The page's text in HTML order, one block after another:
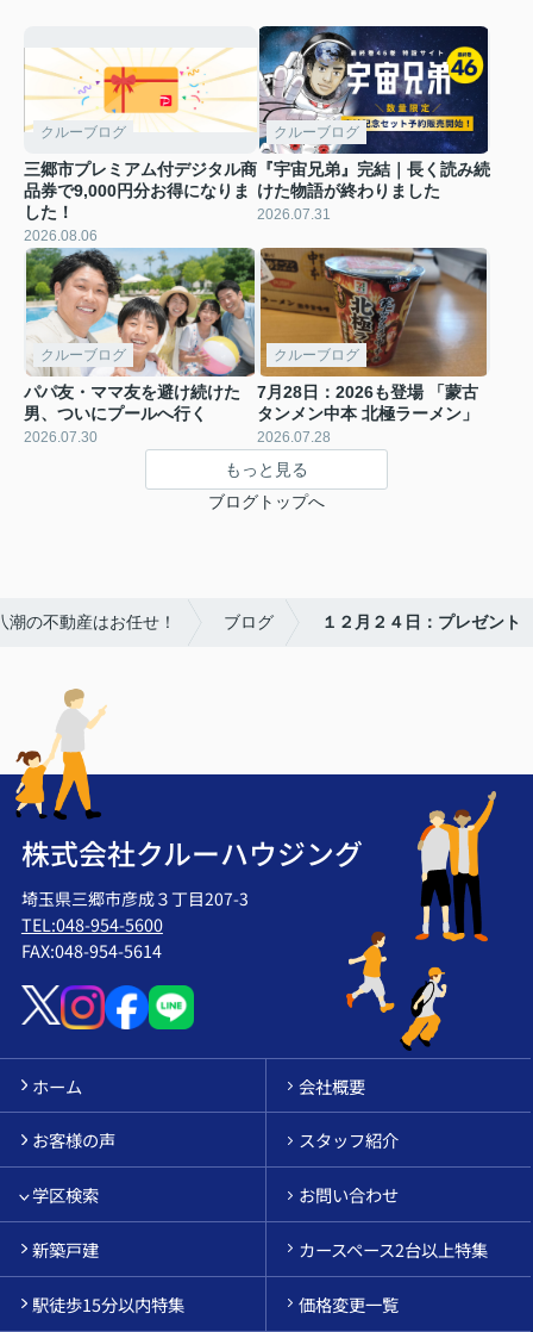
クルーブログ
三郷市プレミアム付デジタル商
品券で9,000円分お得になりま
した！
2026.08.06
クルーブログ
『宇宙兄弟』完結｜長く読み続
けた物語が終わりました
2026.07.31
クルーブログ
パパ友・ママ友を避け続けた
男、ついにプールへ行く
2026.07.30
クルーブログ
7月28日：2026も登場 「蒙古
タンメン中本 北極ラーメン」
2026.07.28
もっと見る
ブログトップへ
の不動産はお任せ！ ブログ １２月２４日：プレゼント
株式会社クルーハウジング
埼玉県三郷市彦成３丁目207-3
TEL:048-954-5600
FAX:048-954-5614
ホーム 会社概要
お客様の声 スタッフ紹介
学区検索 お問い合わせ
新築戸建 カースペース2台以上特集
駅徒歩15分以内特集 価格変更一覧